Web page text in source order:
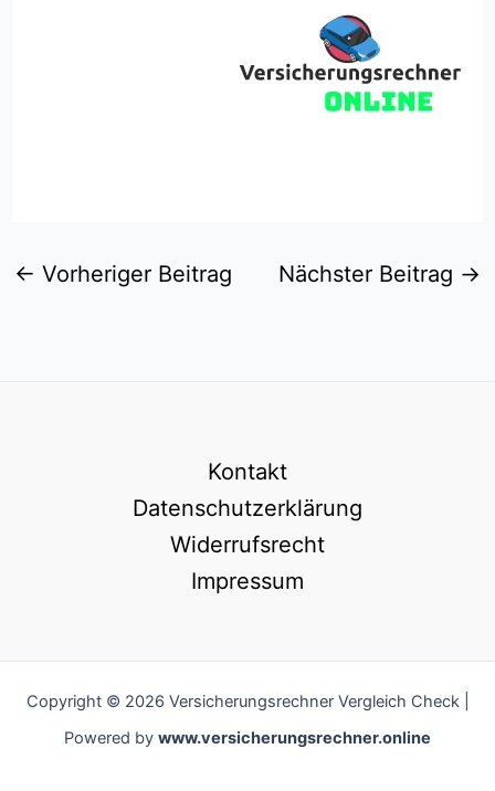
← Vorheriger Beitrag Nächster Beitrag →
Kontakt
Datenschutzerklärung
Widerrufsrecht
Impressum
Copyright © 2026 Versicherungsrechner Vergleich Check |
Powered by www.versicherungsrechner.online